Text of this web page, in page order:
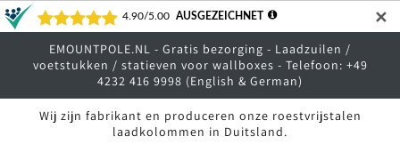
✕
Meteen
naar de
content
EMOUNTPOLE.NL - Gratis bezorging - Laadzuilen /
voetstukken / statieven voor wallboxes - Telefoon: +49
4232 416 9998 (English & German)
Wij zijn fabrikant en produceren onze roestvrijstalen
laadkolommen in Duitsland.